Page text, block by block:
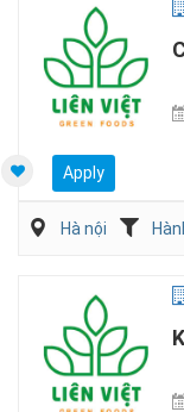
Apply
Hà nội